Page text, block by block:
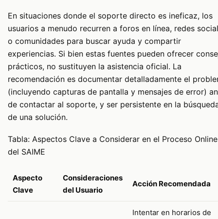
En situaciones donde el soporte directo es ineficaz, los
usuarios a menudo recurren a foros en línea, redes
o comunidades para buscar ayuda y compartir
experiencias. Si bien estas fuentes pueden ofrecer
prácticos, no sustituyen la asistencia oficial. La
recomendación es documentar detalladamente el
(incluyendo capturas de pantalla y mensajes de error)
de contactar al soporte, y ser persistente en la
de una solución.
Tabla: Aspectos Clave a Considerar en el Proceso Online
del SAIME
Aspecto
Clave
Consideraciones
del Usuario
Acción Recomendada
Intentar en horarios de